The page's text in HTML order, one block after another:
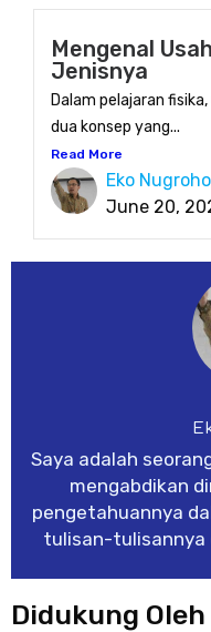
Mengenal
Jenisnya
Dalam pelajaran
dua konsep yang...
Read More
Eko Nugroho
June 20,
Saya adalah
mengabdikan
pengetahuannya
tulisan-tulisannya
Didukung Oleh